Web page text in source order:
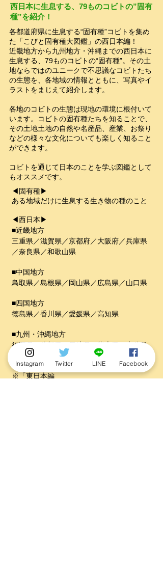
西日本に生息する、79ものコビトの”固有
種”を紹介！
各都道府県に生息する“固有種”コビトを集め
た「こびと固有種大図鑑」の西日本編！
​近畿地方から九州地方・沖縄までの西日本に
生息する、79ものコビトの“固有種”。その土
地ならではのユニークで不思議なコビトたち
の生態を、各地域の情報とともに、写真やイ
ラストをまじえて紹介します。
各地のコビトの生態は現地の環境に根付いて
います。コビトの固有種たちを知ることで、
その土地土地の自然や名産品、産業、お祭り
などの様々な文化についても楽しく知ること
ができます。
コビトを通じて日本のことを学ぶ図鑑として
もオススメです。
◀固有種▶
ある地域だけに生息する生き物の種のこと
◀西日本▶
■近畿地方
三重県／滋賀県／京都府／大阪府／兵庫県
／奈良県／和歌山県
■中国地方
鳥取県／島根県／岡山県／広島県／山口県
■四国地方
徳島県／香川県／愛媛県／高知県
■九州・沖縄地方
福岡県／佐賀県／長崎県／熊本県／大分県
／宮崎県／鹿児島県／沖縄県
※「東日本編
Instagram Twitter LINE Facebook